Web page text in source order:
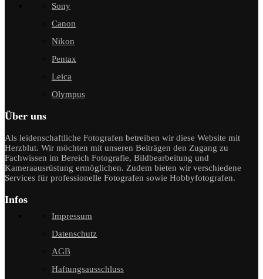
Sony
Canon
Nikon
Pentax
Leica
Olympus
Über uns
Als leidenschaftliche Fotografen betreiben wir diese Website mit
Herzblut. Wir möchten mit unseren Beiträgen den Zugang zu
Fachwissen im Bereich Fotografie, Bildbearbeitung und
Kameraausrüstung ermöglichen. Zudem bieten wir verschiedene
Services für professionelle Fotografen sowie Hobbyfotografen.
Infos
Impressum
Datenschutz
AGB
Haftungsausschluss